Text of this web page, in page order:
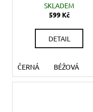
SKLADEM
599 Kč
DETAIL
ČERNÁ BÉŽOVÁ